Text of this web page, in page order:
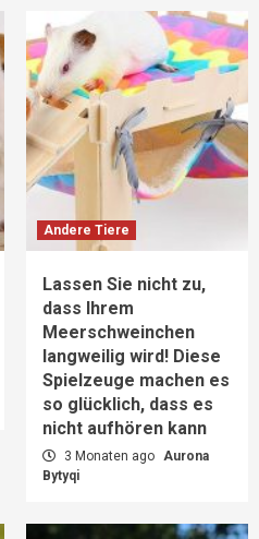
Andere Tiere
Lassen Sie nicht zu,
dass Ihrem
Meerschweinchen
langweilig wird! Diese
Spielzeuge machen es
so glücklich, dass es
nicht aufhören kann
3 Monaten ago Aurona
Bytyqi